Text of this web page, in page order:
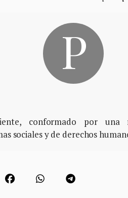
conformado por
sociales y de derechos